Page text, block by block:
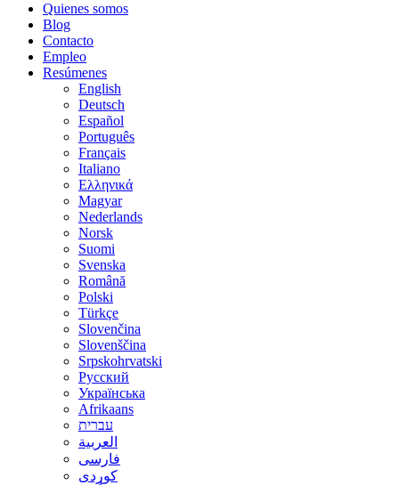
Quienes somos
Blog
Contacto
Empleo
Resúmenes
English
Deutsch
Español
Português
Français
Italiano
Ελληνικά
Magyar
Nederlands
Norsk
Suomi
Svenska
Română
Polski
Türkçe
Slovenčina
Slovenščina
Srpskohrvatski
Русский
Українська
Afrikaans
עברית
العربية
فارسی
کوردی